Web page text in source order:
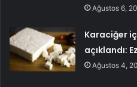
Ağustos 6,
Karaciğer
açıklandı:
Ağustos 4,